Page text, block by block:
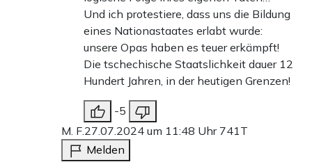
Und ich protestiere, dass uns die Bildung
eines Nationastaates erlabt wurde:
unsere Opas haben es teuer erkämpft!
Die tschechische Staatslichkeit dauer 12
Hundert Jahren, in der heutigen Grenzen!
-5
M. F.27.07.2024 um 11:48 Uhr 741T
Melden